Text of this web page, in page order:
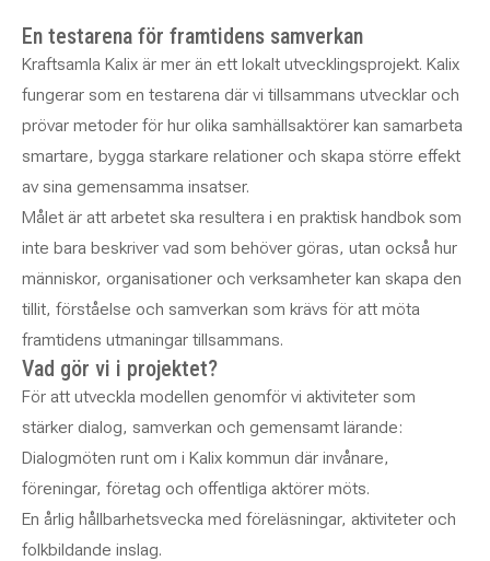
En testarena för framtidens samverkan
Kraftsamla Kalix är mer än ett lokalt utvecklingsprojekt. Kalix
fungerar som en testarena där vi tillsammans utvecklar och
prövar metoder för hur olika samhällsaktörer kan samarbeta
smartare, bygga starkare relationer och skapa större effekt
av sina gemensamma insatser.
Målet är att arbetet ska resultera i en praktisk handbok som
inte bara beskriver vad som behöver göras, utan också hur
människor, organisationer och verksamheter kan skapa den
tillit, förståelse och samverkan som krävs för att möta
framtidens utmaningar tillsammans.
Vad gör vi i projektet?
För att utveckla modellen genomför vi aktiviteter som
stärker dialog, samverkan och gemensamt lärande:
Dialogmöten runt om i Kalix kommun där invånare,
föreningar, företag och offentliga aktörer möts.
En årlig hållbarhetsvecka med föreläsningar, aktiviteter och
folkbildande inslag.